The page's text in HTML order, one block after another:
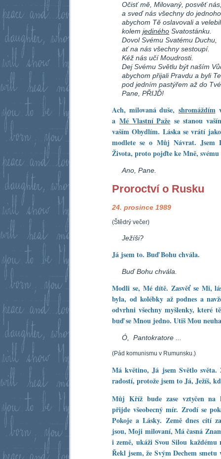
Očisť mě, Milovaný, posvěť
a sveď nás všechny do
abychom Tě oslavovali a
kolem jediného Svatostánku.
Dovol Svému Svatému Duchu,
ať na nás všechny sestoupí.
Kéž nás učí Moudrosti.
Dej Svému Světlu být naším
abychom přijali Pravdu a byli
pod jedním pastýřem až do
Pane, PŘIJĎ!
Ach, milovaná duše, shromáždím
a Mé Vlastní Paže se stanou
vaším Obydlím. Láska se vrátí
modlete se o Můj Návrat. Jsem
Života, proto pojďte ke Mně,
Ano, Pane.
Proroctví o Rusku
24. prosince 1989
(Štědrý večer)
Ježíši?
Já jsem to. Buď Bohu chvála.
Buď Bohu chvála.
Modli se, Mé dítě. Zasvěť se Mi,
byla, od kolébky až podnes a
odvrhni všechny myšlenky, které
buď se Mnou jedno. Utiš Mou
Ó, Pantokratore ...
(Pád komunismu v Rumunsku.)
Má květino, Já jsem Světlo
radostí, protože jsem to Já, Ježíš,
Můj Kříž bude zase vztyčen na
přijde všeobecný mír. Zrodí se
Pokoje a Lásky. Země dnes cítí
jsou, Moji milovaní, Má časná
i země, ukáži Svou Silou každému
Řekl jsem, že Svým Dechem